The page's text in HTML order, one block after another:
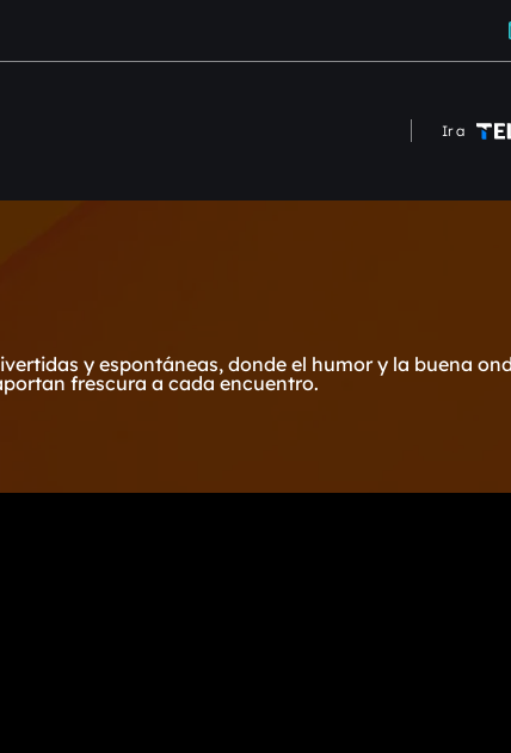
Ir a
y espontáneas, donde el humor y la buena
frescura a cada encuentro.